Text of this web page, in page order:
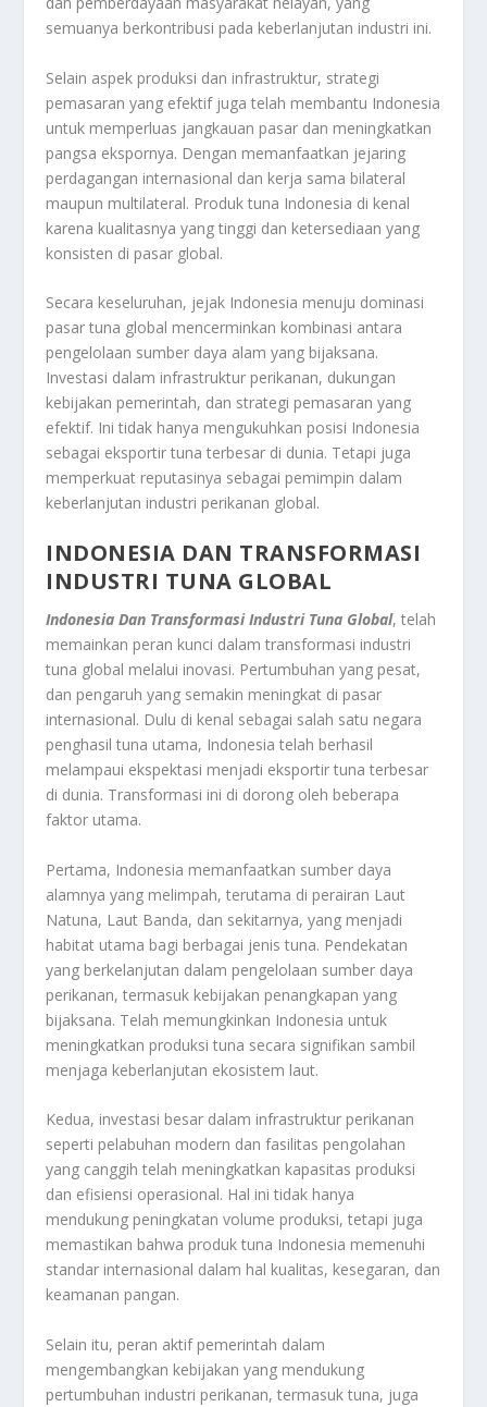
semuanya berkontribusi pada keberlanjutan industri ini.
Selain aspek produksi dan infrastruktur, strategi
pemasaran yang efektif juga telah membantu Indonesia
untuk memperluas jangkauan pasar dan meningkatkan
pangsa ekspornya. Dengan memanfaatkan jejaring
perdagangan internasional dan kerja sama bilateral
maupun multilateral. Produk tuna Indonesia di kenal
karena kualitasnya yang tinggi dan ketersediaan yang
konsisten di pasar global.
Secara keseluruhan, jejak Indonesia menuju dominasi
pasar tuna global mencerminkan kombinasi antara
pengelolaan sumber daya alam yang bijaksana.
Investasi dalam infrastruktur perikanan, dukungan
kebijakan pemerintah, dan strategi pemasaran yang
efektif. Ini tidak hanya mengukuhkan posisi Indonesia
sebagai eksportir tuna terbesar di dunia. Tetapi juga
memperkuat reputasinya sebagai pemimpin dalam
keberlanjutan industri perikanan global.
INDONESIA DAN TRANSFORMASI
INDUSTRI TUNA GLOBAL
Indonesia Dan Transformasi Industri Tuna Global, telah
memainkan peran kunci dalam transformasi industri
tuna global melalui inovasi. Pertumbuhan yang pesat,
dan pengaruh yang semakin meningkat di pasar
internasional. Dulu di kenal sebagai salah satu negara
penghasil tuna utama, Indonesia telah berhasil
melampaui ekspektasi menjadi eksportir tuna terbesar
di dunia. Transformasi ini di dorong oleh beberapa
faktor utama.
Pertama, Indonesia memanfaatkan sumber daya
alamnya yang melimpah, terutama di perairan Laut
Natuna, Laut Banda, dan sekitarnya, yang menjadi
habitat utama bagi berbagai jenis tuna. Pendekatan
yang berkelanjutan dalam pengelolaan sumber daya
perikanan, termasuk kebijakan penangkapan yang
bijaksana. Telah memungkinkan Indonesia untuk
meningkatkan produksi tuna secara signifikan sambil
menjaga keberlanjutan ekosistem laut.
Kedua, investasi besar dalam infrastruktur perikanan
seperti pelabuhan modern dan fasilitas pengolahan
yang canggih telah meningkatkan kapasitas produksi
dan efisiensi operasional. Hal ini tidak hanya
mendukung peningkatan volume produksi, tetapi juga
memastikan bahwa produk tuna Indonesia memenuhi
standar internasional dalam hal kualitas, kesegaran, dan
keamanan pangan.
Selain itu, peran aktif pemerintah dalam
mengembangkan kebijakan yang mendukung
pertumbuhan industri perikanan, termasuk tuna, juga